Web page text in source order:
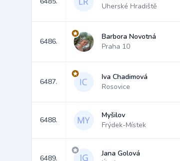
Uherské Hradiště
6486.
Barbora Novotná
Praha 10
6487.
Iva Chadimová
Rosovice
6488.
Myšilov
Frýdek-Místek
6489.
Jana Golová